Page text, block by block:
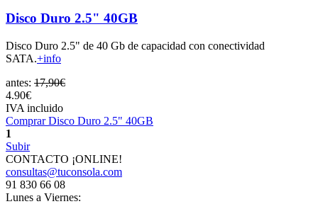
Disco Duro 2.5" 40GB
Disco Duro 2.5" de 40 Gb de capacidad con conectividad
SATA.+info
antes: 17,90€
4.90€
IVA incluido
Comprar Disco Duro 2.5" 40GB
1
Subir
CONTACTO ¡ONLINE!
consultas@tuconsola.com
91 830 66 08
Lunes a Viernes: